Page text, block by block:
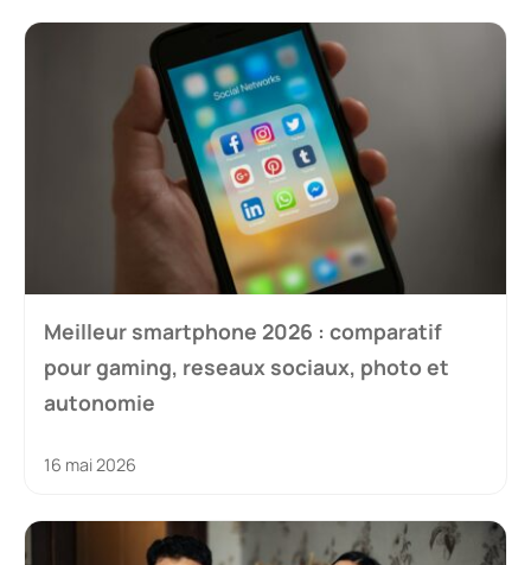
Meilleur smartphone 2026 : comparatif
pour gaming, reseaux sociaux, photo et
autonomie
16 mai 2026